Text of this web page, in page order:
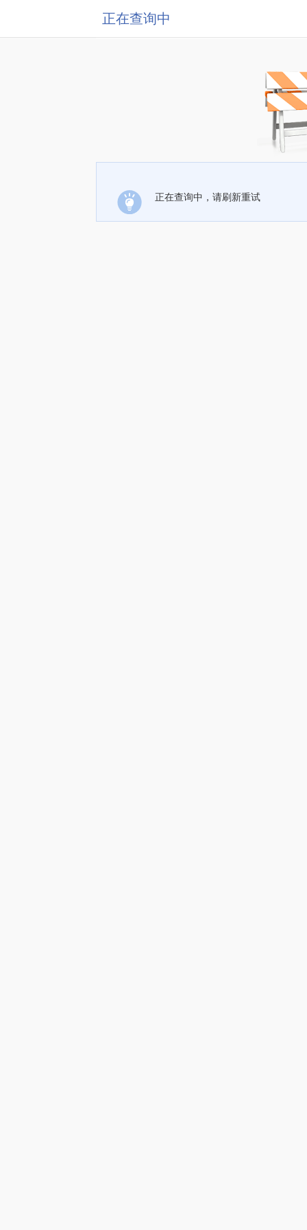
正在查询中
正在查询中，请刷新重试